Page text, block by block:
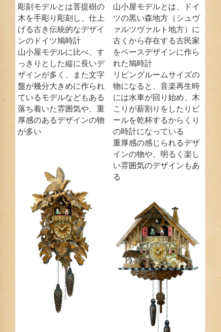
彫刻モデルとは菩提樹の
木を手彫り彫刻し、仕上
げる古き伝統的なデザイ
ンのドイツ鳩時計
山小屋モデルに比べ、す
っきりとした縦に長いデ
ザインが多く、また文字
盤が幾分大きめに作られ
ているモデルなどもある
落ち着いた雰囲気や、重
厚感のあるデザインの物
が多い
山小屋モデルとは、ドイ
ツの黒い森地方（シュヴ
ァルツヴァルト地方）に
古くから存在する古民家
をベースデザインに作ら
れた鳩時計
リビングルームサイズの
物になると、音楽再生時
には水車が回り始め、木
こりが薪割りをしたりビ
ールを乾杯するからくり
の時計になっている
重厚感の感じられるデザ
インの物や、明るく楽し
い雰囲気のデザインもあ
る